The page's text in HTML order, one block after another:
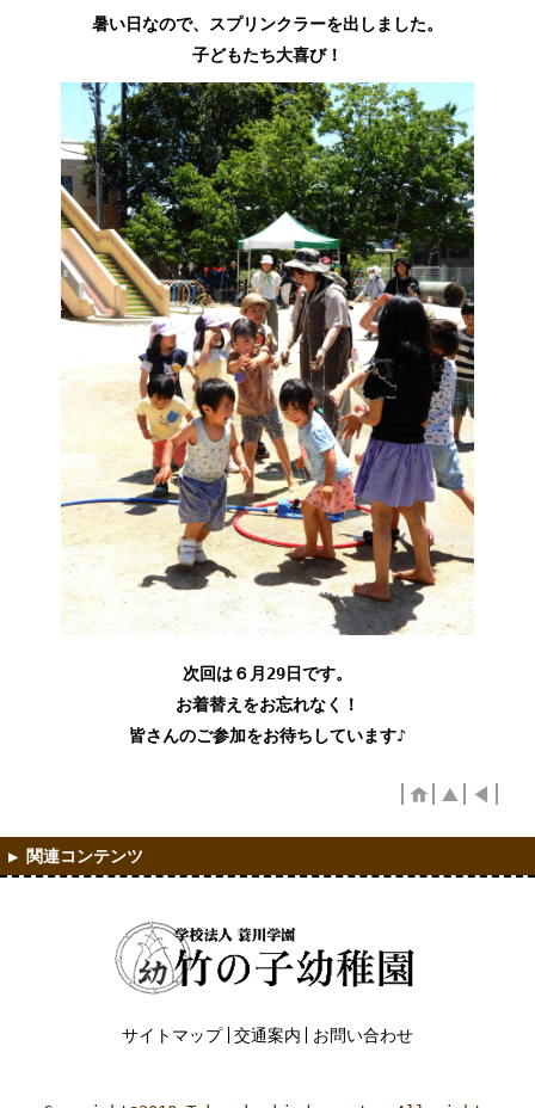
暑い日なので、スプリンクラーを出しました。
子どもたち大喜び！
次回は６月29日です。
お着替えをお忘れなく！
皆さんのご参加をお待ちしています♪
サイトマップ 交通案内 お問い合わせ